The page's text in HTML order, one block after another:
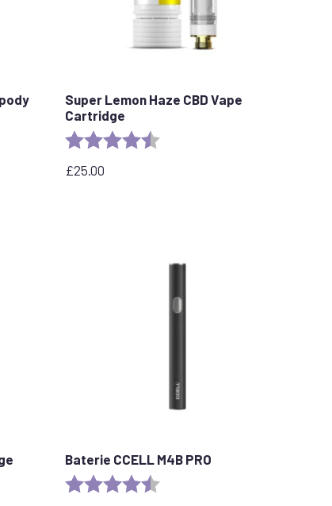
Super Lemon Haze CBD Vape
Cartridge
Rating:
£25.00
Baterie CCELL M4B PRO
Rating: